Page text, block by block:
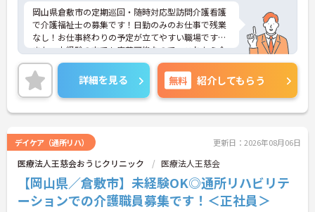
岡山県倉敷市の定期巡回・随時対応型訪問介護看護
で介護福祉士の募集です！日勤のみのお仕事で残業
なし！お仕事終わりの予定が立てやすい職場です◎
また、未経験の方でも応募可能なので、これから介
護業界に挑戦したいという方にピッタリの職場で
す！退職金制度ありで安心して長く働きやすい環境
が整っているのもうれしいポイント♪ご興味のある
方は面接ポイントをお伝えしますので、お気軽にご
連絡ください！
詳細を見る 無料 紹介してもらう
デイケア（通所リハ） 更新日：2026年08月06日
医療法人王慈会おうじクリニック 医療法人王慈会
【岡山県／倉敷市】未経験OK◎通所リハビリテ
ーションでの介護職員募集です！＜正社員＞